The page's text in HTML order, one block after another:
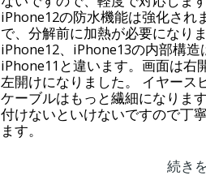
iPhone12の防水機能は強化され
で、分解前に加熱が必要になりま
iPhone12、iPhone13の内部構造
iPhone11と違います。画面は右
左開けになりました。 イヤース
ケーブルはもっと繊細になりま
付けないといけないですので丁
ます。
続き